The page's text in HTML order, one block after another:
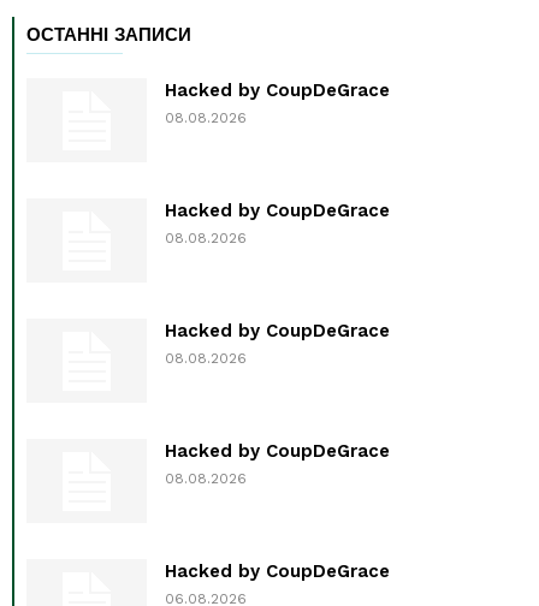
ОСТАННІ ЗАПИСИ
Hacked by CoupDeGrace
08.08.2026
Hacked by CoupDeGrace
08.08.2026
Hacked by CoupDeGrace
08.08.2026
Hacked by CoupDeGrace
08.08.2026
Hacked by CoupDeGrace
06.08.2026